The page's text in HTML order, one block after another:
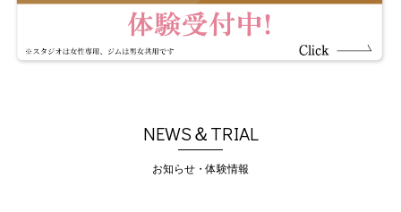
NEWS＆TRIAL
お知らせ・体験情報